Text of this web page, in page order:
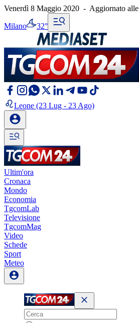
Venerdì 8 Maggio 2020 - Aggiornato alle
Milano 32°
Leone (23 Lug - 23 Ago)
Ultim'ora
Cronaca
Mondo
Economia
TgcomLab
Televisione
TgcomMag
Video
Schede
Sport
Meteo